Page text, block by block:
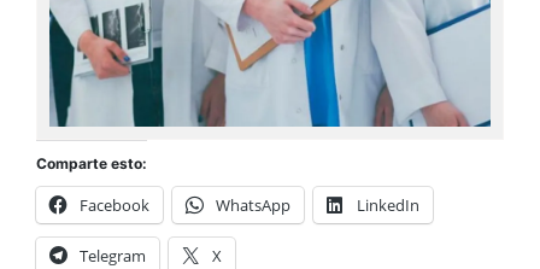
Comparte esto:
Facebook WhatsApp LinkedIn
Telegram X